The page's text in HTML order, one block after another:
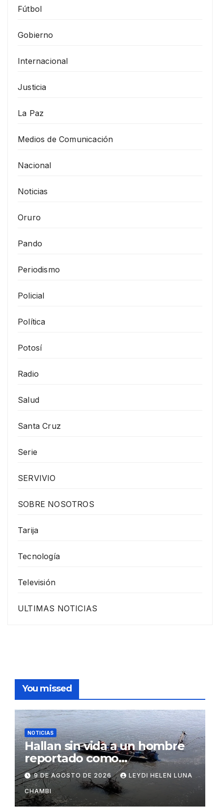
Fútbol
Gobierno
Internacional
Justicia
La Paz
Medios de Comunicación
Nacional
Noticias
Oruro
Pando
Periodismo
Policial
Política
Potosí
Radio
Salud
Santa Cruz
Serie
SERVIVIO
SOBRE NOSOTROS
Tarija
Tecnología
Televisión
ULTIMAS NOTICIAS
You missed
NOTICIAS
Hallan sin vida a un hombre
reportado como
desaparecido en Villa Tunari
9 DE AGOSTO DE 2026 LEYDI HELEN LUNA
CHAMBI